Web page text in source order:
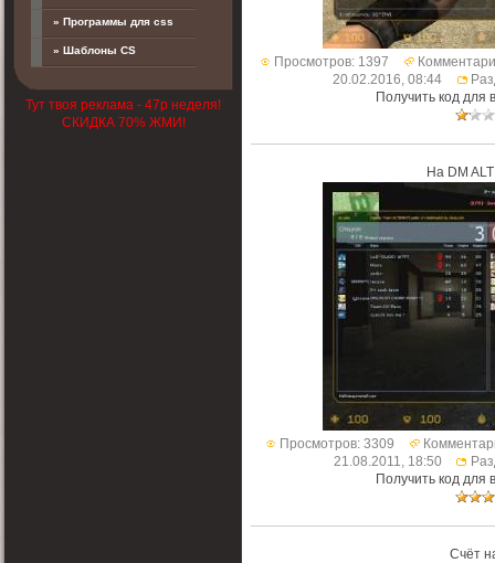
Просмотров: 1397
20.02.2016, 08:44
Получить код для
На DM
Просмотров: 3309
21.08.2011, 18:50
Получить код для
Счёт
» Программы для css
» Шаблоны CS
Тут твоя реклама - 47р неделя!
СКИДКА 70% ЖМИ!